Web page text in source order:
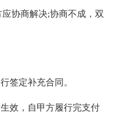
协商解决;协商不成，双
定补充合同。
效，自甲方履行完支付